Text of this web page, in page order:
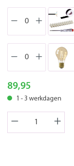
89,95
1 - 3 werkdagen